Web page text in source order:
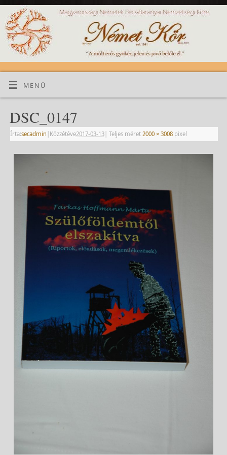
MENÜ
DSC_0147
Írta:secadmin | Közzétéve2017-03-13| Teljes méret 2000 × 3008pixel